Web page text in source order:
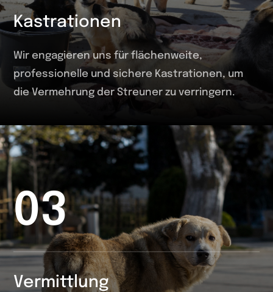
Kastrationen
Wir engagieren uns für flächenweite,
professionelle und sichere Kastrationen, um
die Vermehrung der Streuner zu verringern.
03
Vermittlung